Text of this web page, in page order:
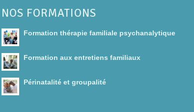
NOS FORMATIONS
Formation thérapie familiale psychanalytique
Formation aux entretiens familiaux
Périnatalité et groupalité